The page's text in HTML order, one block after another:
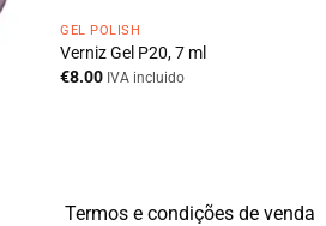
GEL POLISH
Verniz Gel P20, 7 ml
€8.00 IVA incluido
Termos e condições de venda